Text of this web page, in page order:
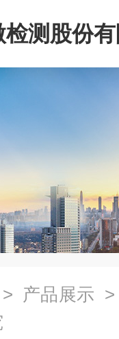
检测股份
> 产品展示